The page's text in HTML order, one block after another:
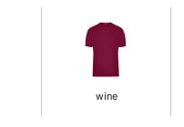
wine